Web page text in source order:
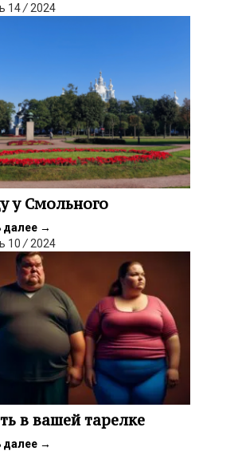
14/ 2024
у Смольного
далее →
10 / 2024
в вашей тарелке
далее →